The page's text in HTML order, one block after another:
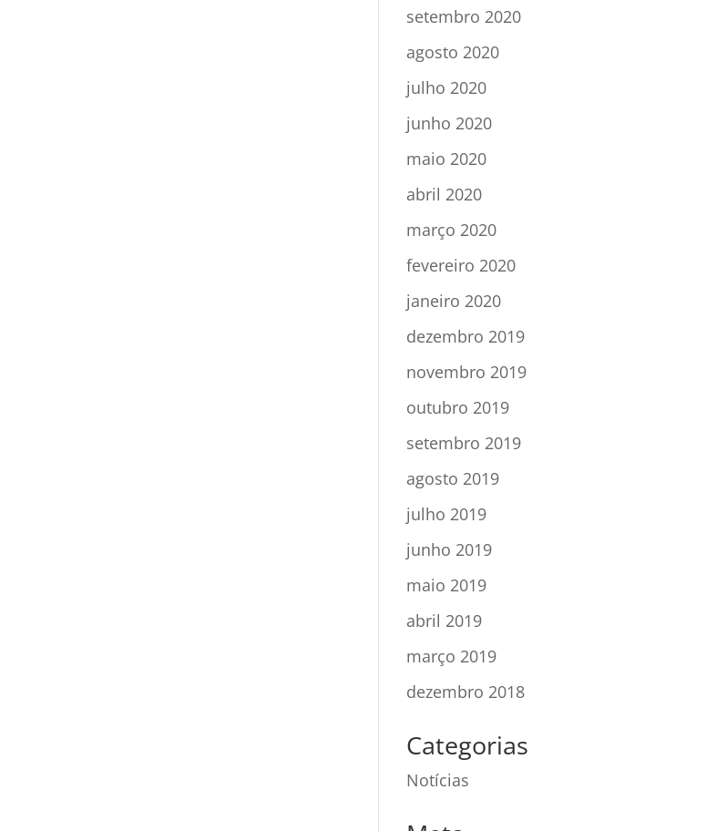
setembro 2020
agosto 2020
julho 2020
junho 2020
maio 2020
abril 2020
março 2020
fevereiro 2020
janeiro 2020
dezembro 2019
novembro 2019
outubro 2019
setembro 2019
agosto 2019
julho 2019
junho 2019
maio 2019
abril 2019
março 2019
dezembro 2018
Categorias
Notícias